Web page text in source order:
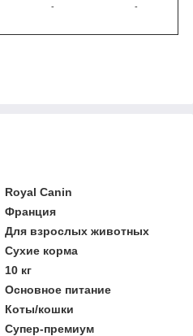
- -
Royal Canin
Франция
Для взрослых животных
Сухие корма
10 кг
Основное питание
Коты/кошки
Супер-премиум